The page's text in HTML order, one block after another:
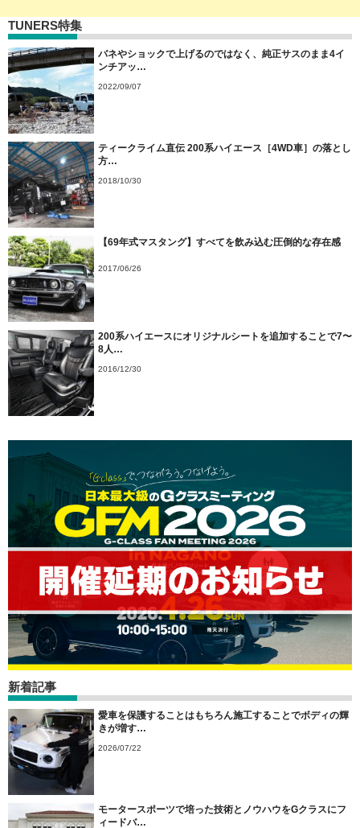
TUNERS特集
バネやショックで上げるのではなく、純正サスのまま4イ
ンチアッ…
2022/09/07
ティークライム直伝 200系ハイエース［4WD車］の落とし
方…
2018/10/30
【69年式マスタング】すべてを飲み込む圧倒的な存在感
2017/06/26
200系ハイエースにオリジナルシートを追加することで7〜
8人…
2016/12/30
新着記事
愛車を保護することはもちろん施工することでボディの輝
きが増す…
2026/07/22
モータースポーツで培った技術とノウハウをGクラスにフ
ィードバ…